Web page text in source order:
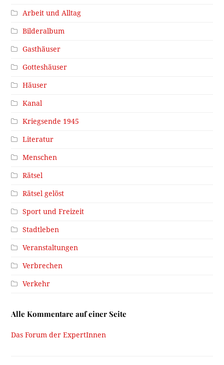
Arbeit und Alltag
Bilderalbum
Gasthäuser
Gotteshäuser
Häuser
Kanal
Kriegsende 1945
Literatur
Menschen
Rätsel
Rätsel gelöst
Sport und Freizeit
Stadtleben
Veranstaltungen
Verbrechen
Verkehr
Alle Kommentare auf einer Seite
Das Forum der ExpertInnen